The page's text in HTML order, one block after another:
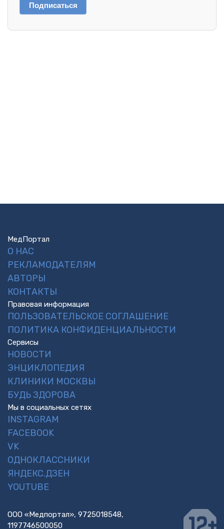
Подписаться
МедПортал
О НАС
РЕКЛАМОДАТЕЛЯМ
АВТОРЫ
КОНТАКТЫ
Правовая информация
ПОЛЬЗОВАТЕЛЬСКОЕ СОГЛАШЕНИЕ
ПОЛИТИКА КОНФИДЕНЦИАЛЬНОСТИ
Сервисы
НОВОСТИ
ЭНЦИКЛОПЕДИЯ
КЛИНИКИ МОСКВЫ
БУДЬ ЗДОРОВА
Мы в социальных сетях
INSTAGRAM
FACEBOOK
VK
ОДНОКЛАССНИКИ
ЯНДЕКС.ДЗЕН
YOUTUBE
ООО «Медпортал», 9725018548,
1197746500050